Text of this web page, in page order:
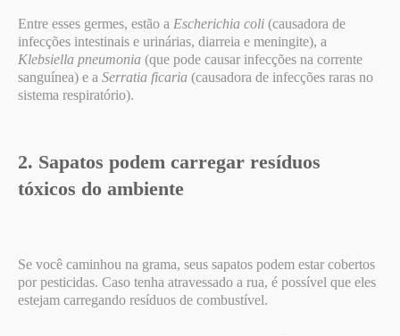
Entre esses germes, estão a Escherichia coli (causadora de
infecções intestinais e urinárias, diarreia e meningite), a
Klebsiella pneumonia (que pode causar infecções na corrente
sanguínea) e a Serratia ficaria (causadora de infecções raras no
sistema respiratório).
2. Sapatos podem carregar resíduos
tóxicos do ambiente
Se você caminhou na grama, seus sapatos podem estar cobertos
por pesticidas. Caso tenha atravessado a rua, é possível que eles
estejam carregando resíduos de combustível.